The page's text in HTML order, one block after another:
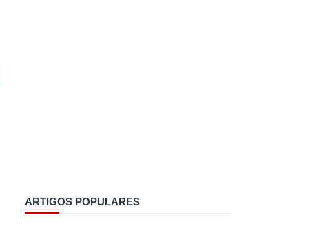
ARTIGOS POPULARES